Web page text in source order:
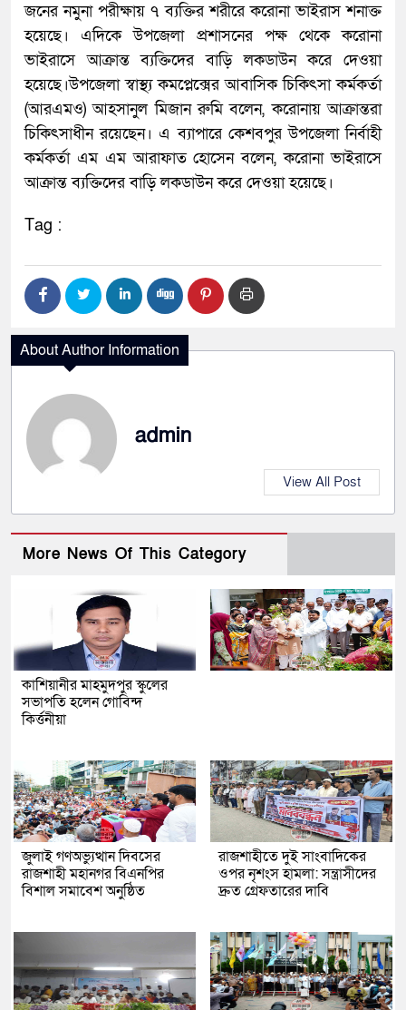
জনের নমুনা পরীক্ষায় ৭ ব্যক্তির শরীরে করোনা ভাইরাস শনাক্ত
হয়েছে। এদিকে উপজেলা প্রশাসনের পক্ষ থেকে করোনা
ভাইরাসে আক্রান্ত ব্যক্তিদের বাড়ি লকডাউন করে দেওয়া
হয়েছে।উপজেলা স্বাস্থ্য কমপ্লেক্সের আবাসিক চিকিৎসা কর্মকর্তা
(আরএমও) আহসানুল মিজান রুমি বলেন, করোনায় আক্রান্তরা
চিকিৎসাধীন রয়েছেন। এ ব্যাপারে কেশবপুর উপজেলা নির্বাহী
কর্মকর্তা এম এম আরাফাত হোসেন বলেন, করোনা ভাইরাসে
আক্রান্ত ব্যক্তিদের বাড়ি লকডাউন করে দেওয়া হয়েছে।
Tag :
About Author Information
admin
View All Post
More News Of This Category
কাশিয়ানীর মাহমুদপুর স্কুলের
সভাপতি হলেন গোবিন্দ
কির্ত্তনীয়া
জুলাই গণঅভ্যুত্থান দিবসের
রাজশাহী মহানগর বিএনপির
বিশাল সমাবেশ অনুষ্ঠিত
রাজশাহীতে দুই সাংবাদিকের
ওপর নৃশংস হামলা: সন্ত্রাসীদের
দ্রুত গ্রেফতারের দাবি